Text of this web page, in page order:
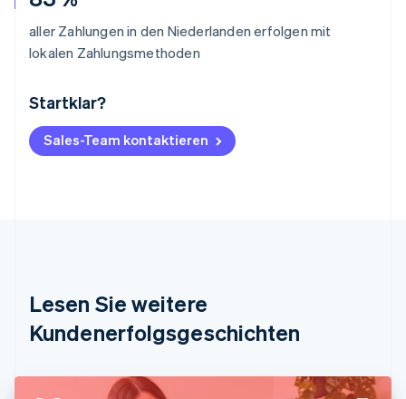
aller Zahlungen in den Niederlanden erfolgen mit
lokalen Zahlungsmethoden
Startklar?
Sales-Team kontaktieren
Lesen Sie weitere
Kundenerfolgsgeschichten
Australien
Belgien
NederlandsFrançaisDeutschEnglish
DeutschEnglish
English
简体中文English